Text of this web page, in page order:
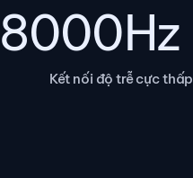
8000Hz
Kết nối độ trễ cực thấp